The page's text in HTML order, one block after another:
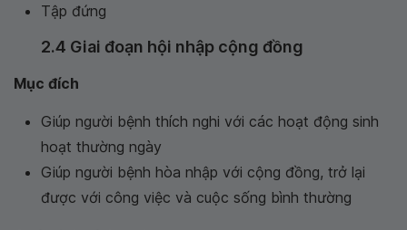
Tập đứng
2.4 Giai đoạn hội nhập cộng đồng
Mục đích
Giúp người bệnh thích nghi với các hoạt động sinh
hoạt thường ngày
Giúp người bệnh hòa nhập với cộng đồng, trở lại
được với công việc và cuộc sống bình thường